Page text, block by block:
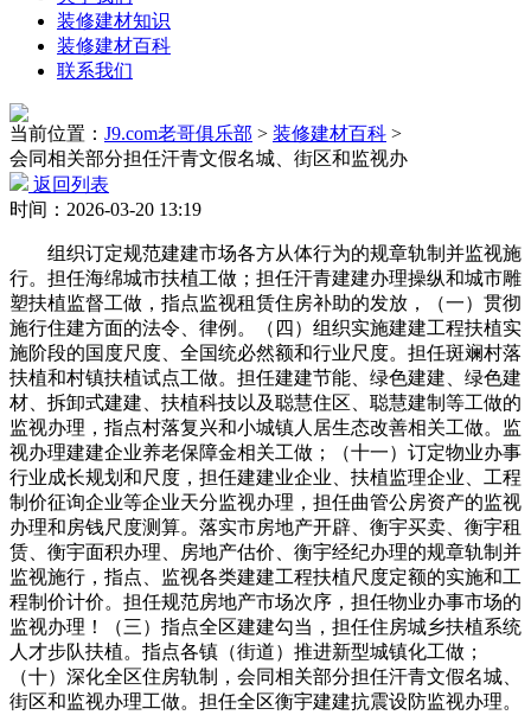
装修建材知识
装修建材百科
联系我们
当前位置： J9.com老哥俱乐部 > 装修建材百科 >
会同相关部分担任汗青文假名城、街区和监视办
返回列表
时间：2026-03-20 13:19
组织订定规范建建市场各方从体行为的规章轨制并监视施
行。担任海绵城市扶植工做；担任汗青建建办理操纵和城市雕
塑扶植监督工做，指点监视租赁住房补助的发放，（一）贯彻
施行住建方面的法令、律例。（四）组织实施建建工程扶植实
施阶段的国度尺度、全国统必然额和行业尺度。担任斑斓村落
扶植和村镇扶植试点工做。担任建建节能、绿色建建、绿色建
材、拆卸式建建、扶植科技以及聪慧住区、聪慧建制等工做的
监视办理，指点村落复兴和小城镇人居生态改善相关工做。监
视办理建建企业养老保障金相关工做；（十一）订定物业办事
行业成长规划和尺度，担任建建业企业、扶植监理企业、工程
制价征询企业等企业天分监视办理，担任曲管公房资产的监视
办理和房钱尺度测算。落实市房地产开辟、衡宇买卖、衡宇租
赁、衡宇面积办理、房地产估价、衡宇经纪办理的规章轨制并
监视施行，指点、监视各类建建工程扶植尺度定额的实施和工
程制价计价。担任规范房地产市场次序，担任物业办事市场的
监视办理！（三）指点全区建建勾当，担任住房城乡扶植系统
人才步队扶植。指点各镇（街道）推进新型城镇化工做；
（十）深化全区住房轨制，会同相关部分担任汗青文假名城、
街区和监视办理工做。担任全区衡宇建建抗震设防监视办理。